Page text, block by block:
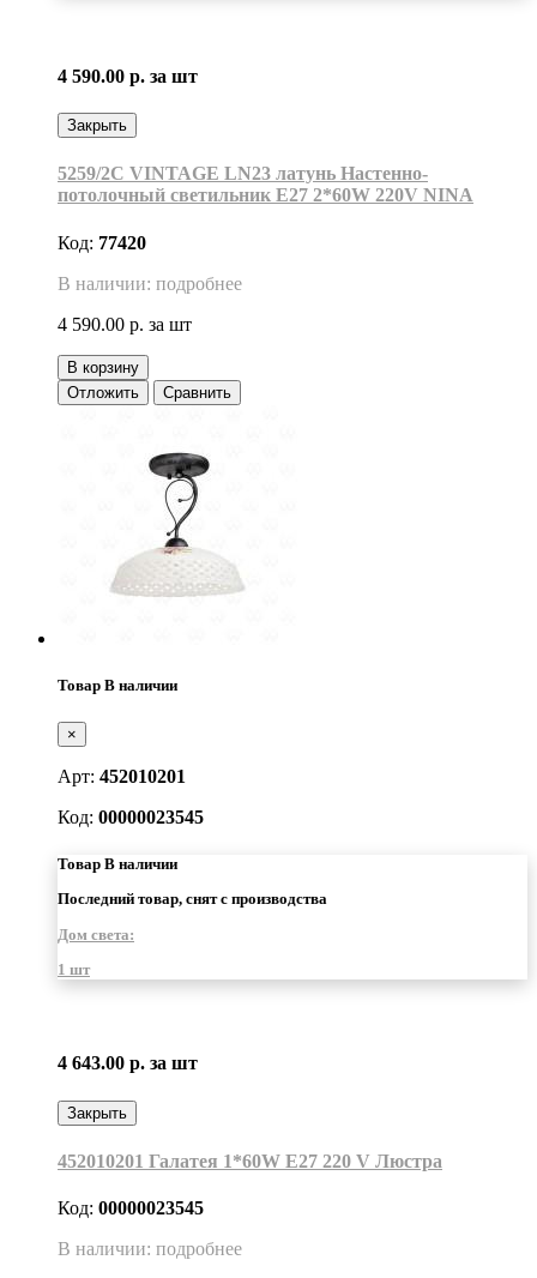
4 590.00 р. за шт
Закрыть
5259/2C VINTAGE LN23 латунь Настенно-
потолочный светильник Е27 2*60W 220V NINA
Код: 77420
В наличии: подробнее
4 590.00 р. за шт
В корзину
Отложить
Сравнить
Товар В наличии
×
Арт: 452010201
Код: 00000023545
Товар В наличии
Последний товар, снят с производства
Дом света:
1 шт
4 643.00 р. за шт
Закрыть
452010201 Галатея 1*60W E27 220 V Люстра
Код: 00000023545
В наличии: подробнее